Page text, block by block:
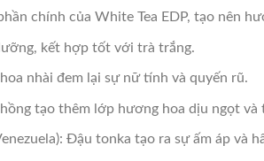
chính của White Tea EDP, tạo nên
kết hợp tốt với trà trắng.
nhài đem lại sự nữ tính và quyến rũ.
tạo thêm lớp hương hoa dịu ngọt và
Đậu tonka tạo ra sự ấm áp và